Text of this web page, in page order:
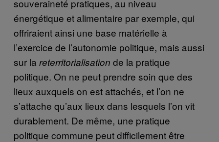
souveraineté pratiques, au niveau
énergétique et alimentaire par exemple, qui
offriraient ainsi une base matérielle à
l’exercice de l’autonomie politique, mais aussi
sur la reterritorialisation de la pratique
politique. On ne peut prendre soin que des
lieux auxquels on est attachés, et l’on ne
s’attache qu’aux lieux dans lesquels l’on vit
durablement. De même, une pratique
politique commune peut difficilement être